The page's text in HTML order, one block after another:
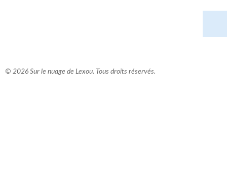
© 2026 Sur le nuage de Lexou. Tous droits réservés.